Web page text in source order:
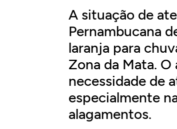
A situação de
Pernambucana
laranja para
Zona da Mata.
necessidade de
especialmente
alagamentos.